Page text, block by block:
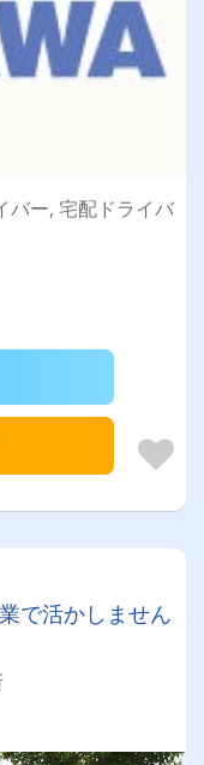
バー, 宅配ドライバ
で活かしません